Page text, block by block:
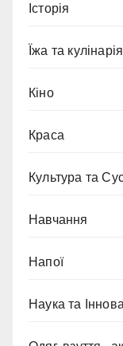
Історія
Їжа та кулінарія
Кіно
Краса
Культура та
Навчання
Напої
Наука та